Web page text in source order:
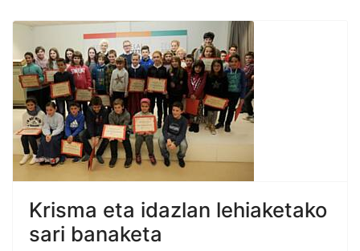
Krisma eta idazlan lehiaketako
sari banaketa